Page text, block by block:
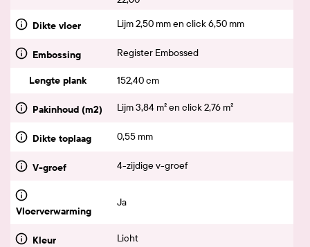
Dikte vloer Lijm 2,50 mm en click 6,50 mm
Embossing Register Embossed
Lengte plank 152,40 cm
Pakinhoud (m2) Lijm 3,84 m² en click 2,76 m²
Dikte toplaag 0,55 mm
V-groef 4-zijdige v-groef
Vloerverwarming
Ja
Kleur Licht